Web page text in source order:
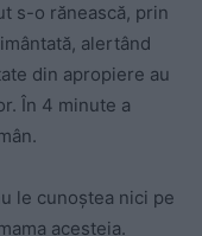
s-o rănească, prin
alertând
din apropiere au
În 4 minute a
le cunoștea nici pe
acesteia.